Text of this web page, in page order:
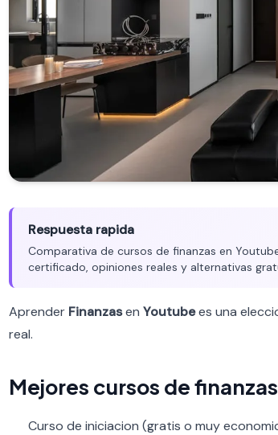
Respuesta rapida
Comparativa de cursos de finanzas en
certificado, opiniones reales y alternativas
Aprender Finanzasen Youtubees una
real.
Mejores cursos de finanzas
Curso de iniciacion (gratis o muy